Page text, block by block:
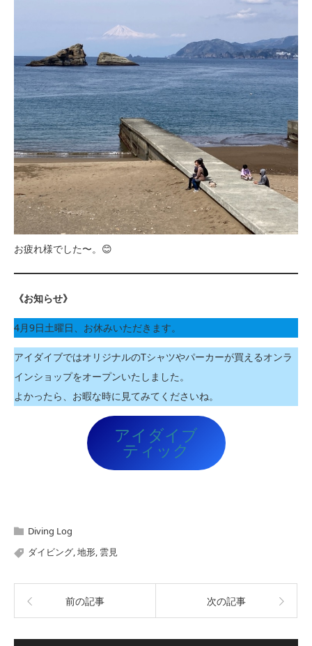
お疲れ様でした〜。😊
《お知らせ》
4月9日土曜日、お休みいただきます。
アイダイブではオリジナルのTシャツやパーカーが買えるオンラ
インショップをオープンいたしました。
よかったら、お暇な時に見てみてくださいね。
アイダイブ
ティック
Diving Log
ダイビング,地形, 雲見
前の記事 次の記事